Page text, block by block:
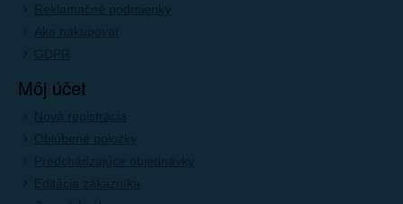
Reklamačné podmienky
Ako nakupovať
GDPR
Môj účet
Nová registrácia
Oblúbené položky
Predchádzajúce objednávky
Editácia zákazníka